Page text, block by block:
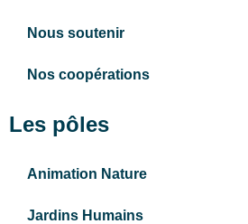
Nous soutenir
Nos coopérations
Les pôles
Animation Nature
Jardins Humains